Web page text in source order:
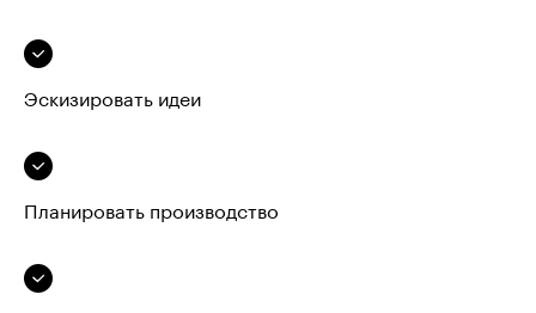
Эскизировать идеи
Планировать производство